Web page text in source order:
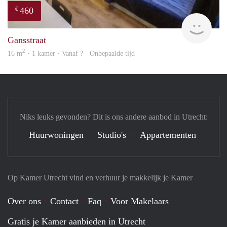
€ 460
Gansstraat
16 m2 · 1 kamer · Vanaf ? - Onbepaalde tijd
Op Kamer Utrecht vind en verhuur je makkelijk je Kamer
Over ons Contact Faq
Voor Makelaars
Gratis je Kamer aanbieden in Utrecht
Niks leuks gevonden? Dit is ons andere aanbod in Utrecht:
Huurwoningen Studio's Appartementen